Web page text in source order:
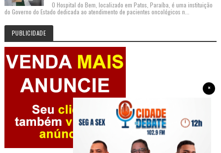
O Hospital do Bem, localizado em Patos, Paraíba, é uma instituição
do Governo do Estado dedicada ao atendimento de pacientes oncológicos n...
PUBLICIDADE
×